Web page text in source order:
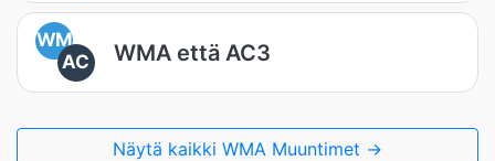
WM
AC
WMA että AC3
Näytä kaikki WMA Muuntimet →